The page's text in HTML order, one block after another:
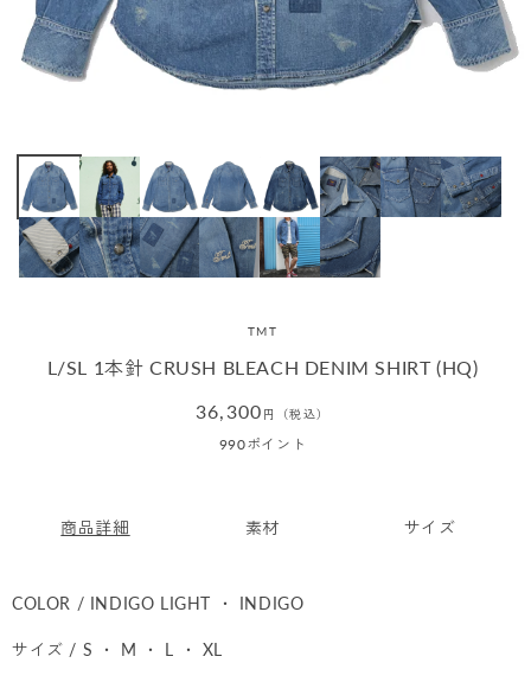
TMT
L/SL 1本針 CRUSH BLEACH DENIM SHIRT (HQ)
通
36,300 円（税込）
990ポイント
商品詳細 素材 サイズ
COLOR / INDIGO LIGHT ・ INDIGO
サイズ / S ・ M ・ L ・ XL